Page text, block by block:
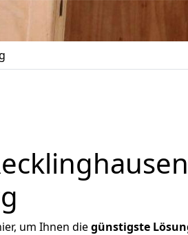
um Ihnen diegünstigste